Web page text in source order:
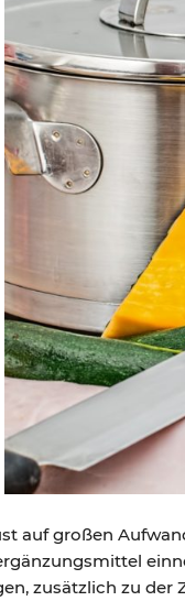
auf großen
zusätzlich zu